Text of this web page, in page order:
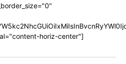
horiz-center"]